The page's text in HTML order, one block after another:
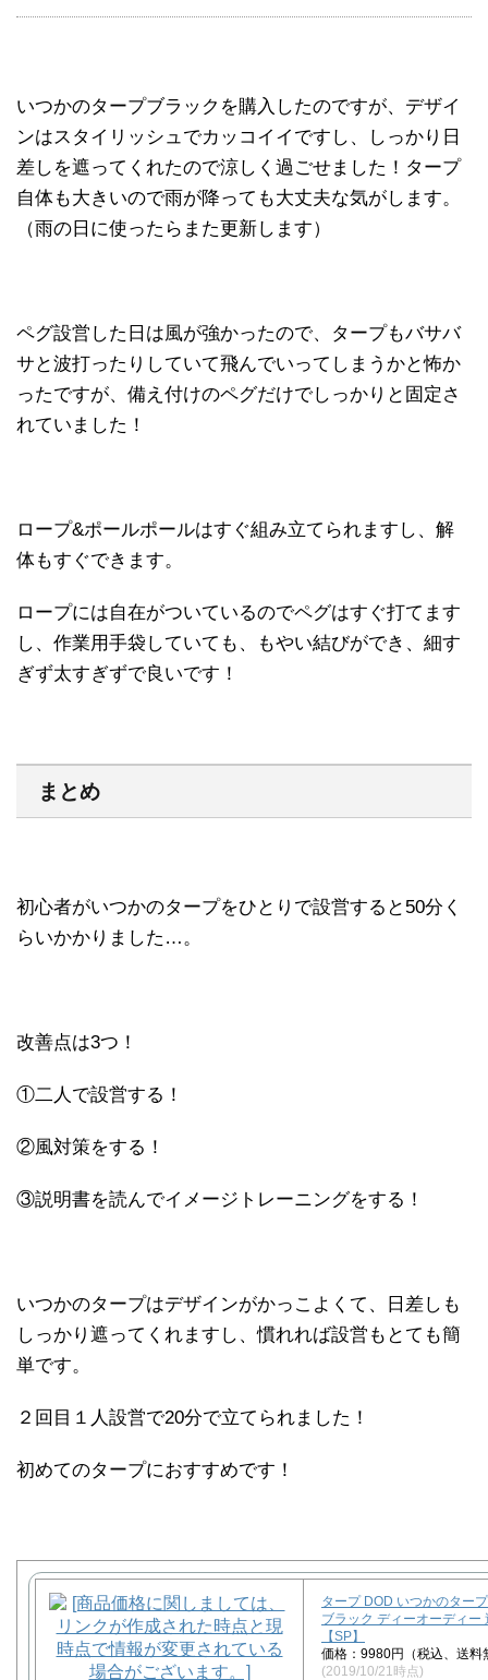
いつかのタープブラックを購入したのですが、デザイ
ンはスタイリッシュでカッコイイですし、しっかり日
差しを遮ってくれたので涼しく過ごせました！タープ
自体も大きいので雨が降っても大丈夫な気がします。
（雨の日に使ったらまた更新します）
ペグ設営した日は風が強かったので、タープもバサバ
サと波打ったりしていて飛んでいってしまうかと怖か
ったですが、備え付けのペグだけでしっかりと固定さ
れていました！
ロープ&ポールポールはすぐ組み立てられますし、解
体もすぐできます。
ロープには自在がついているのでペグはすぐ打てます
し、作業用手袋していても、もやい結びができ、細す
ぎず太すぎずで良いです！
まとめ
初心者がいつかのタープをひとりで設営すると50分く
らいかかりました…。
改善点は3つ！
①二人で設営する！
②風対策をする！
③説明書を読んでイメージトレーニングをする！
いつかのタープはデザインがかっこよくて、日差しも
しっかり遮ってくれますし、慣れれば設営もとても簡
単です。
２回目１人設営で20分で立てられました！
初めてのタープにおすすめです！
タープ DOD いつかのター
ブラック ディーオーディー
【SP】
価格：9980円（税込、送料
(2019/10/21時点)